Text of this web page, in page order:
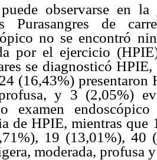
observarse en la
Purasangres de
no se encontró
por el ejercicio
se diagnosticó
(16,43%) presentaron
y 3 (2,05%)
examen
de HPIE, mientras
19 (13,01%), 40
moderada, profusa